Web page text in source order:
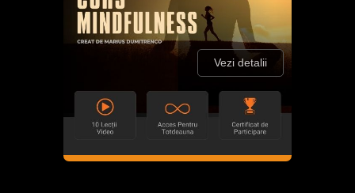
Vezi detalii